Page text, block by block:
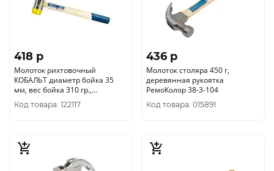
418 p
Молоток рихтовочный
КОБАЛЬТ диаметр бойка 35
мм, вес бойка 310 гр.,
деревянная рукоятка (249-471)
Код товара: 122117
436 p
Молоток столяра 450 г,
деревянная рукоятка
РемоКолор 38-3-104
Код товара: 015891